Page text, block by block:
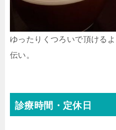
ゆったりくつろいで頂ける
伝い。
診療時間・定休日